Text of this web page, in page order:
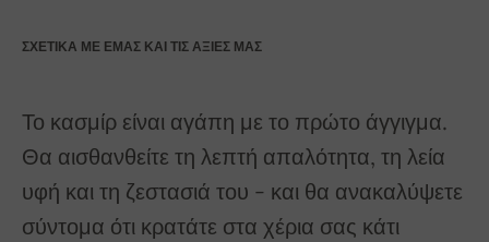
ΣΧΕΤΙΚΆ ΜΕ ΕΜΆΣ ΚΑΙ ΤΙΣ ΑΞΊΕΣ ΜΑΣ
Το κασμίρ είναι αγάπη με το πρώτο άγγιγμα.
Θα αισθανθείτε τη λεπτή απαλότητα, τη λεία
υφή και τη ζεστασιά του - και θα ανακαλύψετε
σύντομα ότι κρατάτε στα χέρια σας κάτι